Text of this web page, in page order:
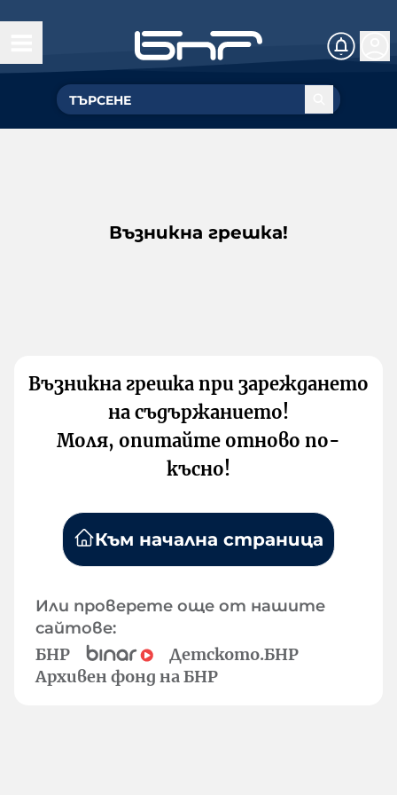
Възникна грешка!
Възникна грешка при зареждането
на съдържанието!
Моля, опитайте отново по-
късно!
Към начална страница
Или проверете още от нашите
сайтове:
БНР
Детското.БНР
Архивен фонд на БНР